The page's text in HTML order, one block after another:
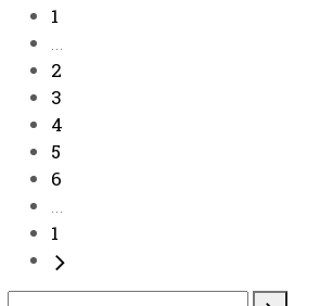
1
...
2
3
4
5
6
...
1